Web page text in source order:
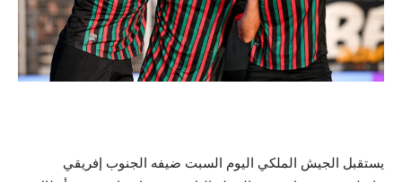
يستقبل الجيش الملكي اليوم السبت ضيفه الجنوب إفريقي